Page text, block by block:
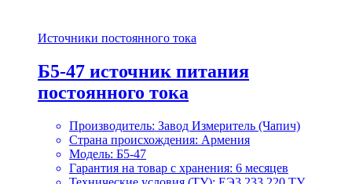
Источники постоянного тока
Б5-47 источник питания
постоянного тока
Производитель: Завод Измеритель (Чапич)
Страна происхождения: Армения
Модель: Б5-47
Гарантия на товар с хранения: 6 месяцев